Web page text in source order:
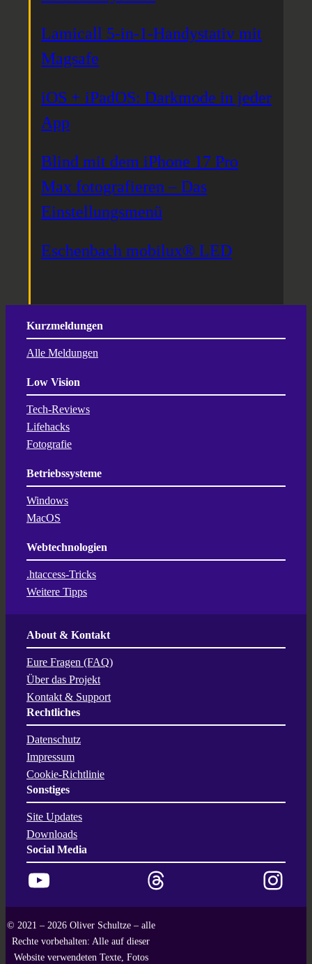
Lamicall 5-in-1-Handystativ mit
Magsafe
iOS + iPadOS: Darkmode in jeder
App
Blind mit dem iPhone 17 Pro
Max fotografieren – Das
Einstellungsmenü
Eschenbach mobilux® LED
Kurzmeldungen
Alle Meldungen
Low Vision
Tech-Reviews
Lifehacks
Fotografie
Betriebssysteme
Windows
MacOS
Webtechnologien
.htaccess-Tricks
Weitere Tipps
About & Kontakt
Eure Fragen (FAQ)
Über das Projekt
Kontakt & Support
Rechtliches
Datenschutz
Impressum
Cookie-Richtlinie
Sonstiges
Site Updates
Downloads
Social Media
YouTube Threads Instagram
© 2021 – 2026 Oliver Schultze – alle
Rechte vorbehalten: Alle auf dieser
Website verwendeten Texte, Fotos